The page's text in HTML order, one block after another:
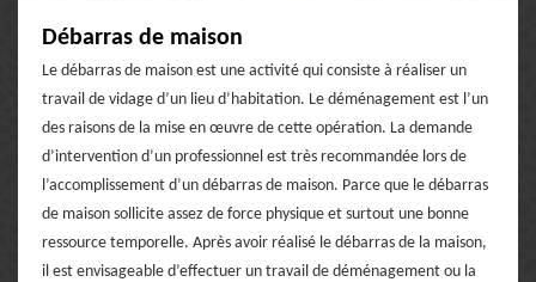
Débarras de maison
Le débarras de maison est une activité qui consiste à réaliser un
travail de vidage d’un lieu d’habitation. Le déménagement est l’un
des raisons de la mise en œuvre de cette opération. La demande
d’intervention d’un professionnel est très recommandée lors de
l’accomplissement d’un débarras de maison. Parce que le débarras
de maison sollicite assez de force physique et surtout une bonne
ressource temporelle. Après avoir réalisé le débarras de la maison,
il est envisageable d’effectuer un travail de déménagement ou la